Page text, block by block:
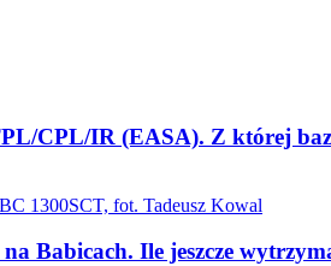
CPL/IR (EASA). Z której
Babicach. Ile jeszcze